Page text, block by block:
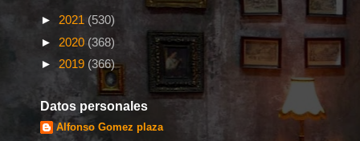
► 2021 (530)
► 2020 (368)
► 2019 (366)
Datos personales
Alfonso Gomez plaza